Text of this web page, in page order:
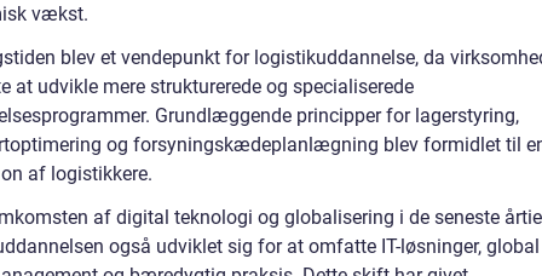
vækst.
blev et vendepunkt for logistikuddannelse, da
at udvikle mere strukturerede og specialiserede
Grundlæggende principper for lagerstyring,
og forsyningskædeplanlægning blev formidlet til
af logistikkere.
af digital teknologi og globalisering i de seneste
også udviklet sig for at omfatte IT-løsninger,